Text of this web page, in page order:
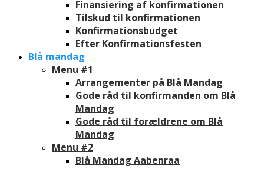
Finansiering af konfirmationen
Tilskud til konfirmationen
Konfirmationsbudget
Efter Konfirmationsfesten
Blå mandag
Menu #1
Arrangementer på Blå Mandag
Gode råd til konfirmanden om Blå
Mandag
Gode råd til forældrene om Blå
Mandag
Menu #2
Blå Mandag Aabenraa